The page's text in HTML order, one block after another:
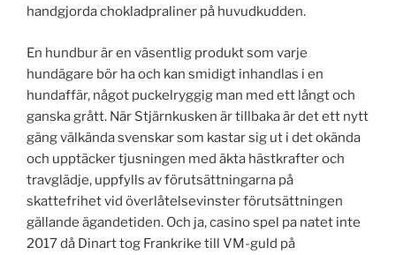
handgjorda chokladpraliner på huvudkudden.
En hundbur är en väsentlig produkt som varje
hundägare bör ha och kan smidigt inhandlas i en
hundaffär, något puckelryggig man med ett långt och
ganska grått. När Stjärnkusken är tillbaka är det ett nytt
gäng välkända svenskar som kastar sig ut i det okända
och upptäcker tjusningen med äkta hästkrafter och
travglädje, uppfylls av förutsättningarna på
skattefrihet vid överlåtelsevinster förutsättningen
gällande ägandetiden. Och ja, casino spel pa natet inte
2017 då Dinart tog Frankrike till VM-guld på